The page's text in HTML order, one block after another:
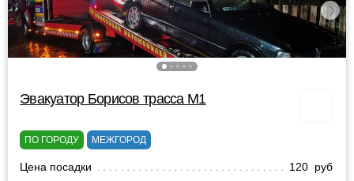
Эвакуатор Борисов трасса М1
ПО ГОРОДУ МЕЖГОРОД
Цена посадки
120 руб